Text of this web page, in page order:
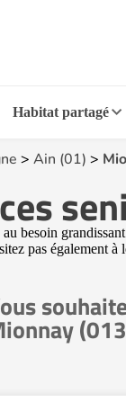
Habitat partagé
> Ain (01) >
besoin
pas également